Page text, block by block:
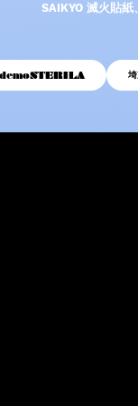
SAIKYO 滅火貼